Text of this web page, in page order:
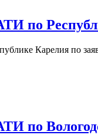
по
Карелия по
по